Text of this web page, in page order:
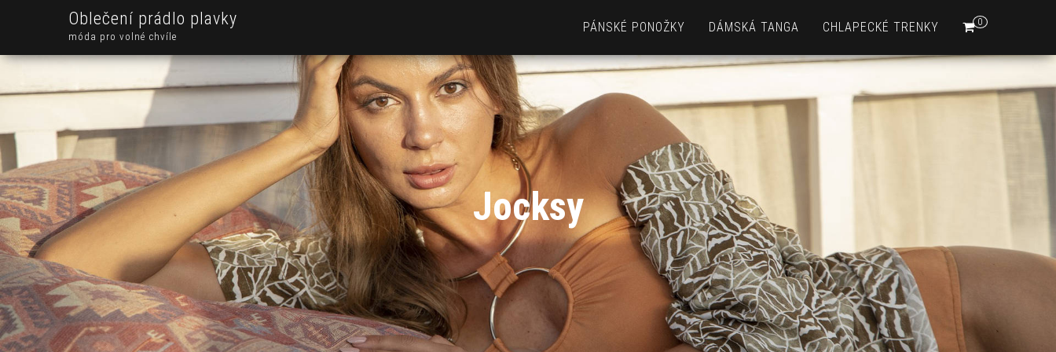
Oblečení prádlo plavky
móda pro volné chvíle
0
PÁNSKÉ PONOŽKY DÁMSKÁ TANGA CHLAPECKÉ TRENKY
Jocksy